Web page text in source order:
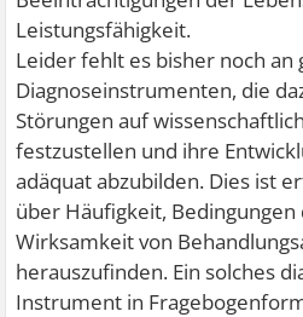
Leistungsfähigkeit.
Leider fehlt es bisher noch an
Diagnoseinstrumenten, die
Störungen auf
festzustellen und ihre
adäquat abzubilden. Dies ist
über Häufigkeit,
Wirksamkeit von
herauszufinden. Ein solches
Instrument in